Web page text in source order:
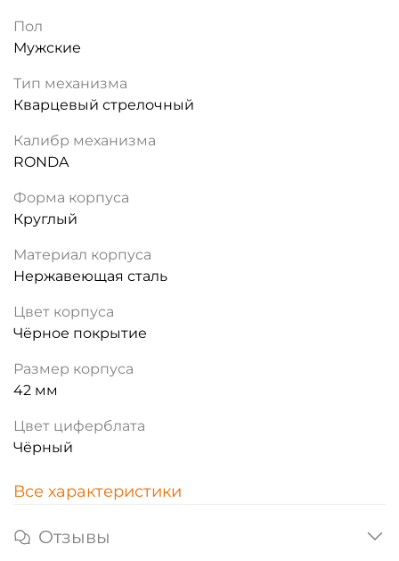
Пол
Мужские
Тип механизма
Кварцевый стрелочный
Калибр механизма
RONDA
Форма корпуса
Круглый
Материал корпуса
Нержавеющая сталь
Цвет корпуса
Чёрное покрытие
Размер корпуса
42 мм
Цвет циферблата
Чёрный
Все характеристики
Отзывы